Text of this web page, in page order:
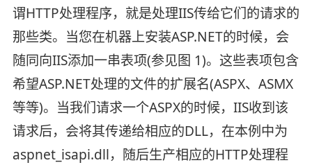
谓HTTP处理程序，就是处理IIS传给它们的请求的
那些类。当您在机器上安装ASP.NET的时候，会
随同向IIS添加一串表项(参见图 1)。这些表项包含
希望ASP.NET处理的文件的扩展名(ASPX、ASMX
等等)。当我们请求一个ASPX的时候，IIS收到该
请求后，会将其传递给相应的DLL，在本例中为
aspnet_isapi.dll，随后生产相应的HTTP处理程